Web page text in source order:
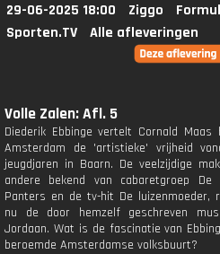
29-06-2025 18:00 Ziggo
Sporten.TV
Alle afleveringen
Volle Zalen: Afl. 5
Diederik Ebbinge vertelt Cornald
Amsterdam de 'artistieke' vrijheid
jeugdjaren in Baarn. De veelzijdige
andere bekend van cabaretgroep De
Panters en de tv-hit De luizenmoeder,
nu de door hemzelf geschreven
Jordaan. Wat is de fascinatie van
beroemde Amsterdamse volksbuurt?